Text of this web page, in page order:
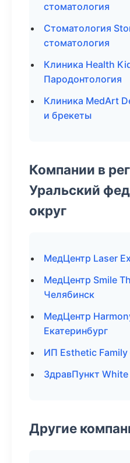
стоматология
Стоматология
стоматология
Клиника Health
Пародонтология
Клиника MedArt
и брекеты
Компании в
Уральский
округ
МедЦентр Laser
МедЦентр Smile
Челябинск
МедЦентр
Екатеринбург
ИП Esthetic
ЗдравПункт
Другие